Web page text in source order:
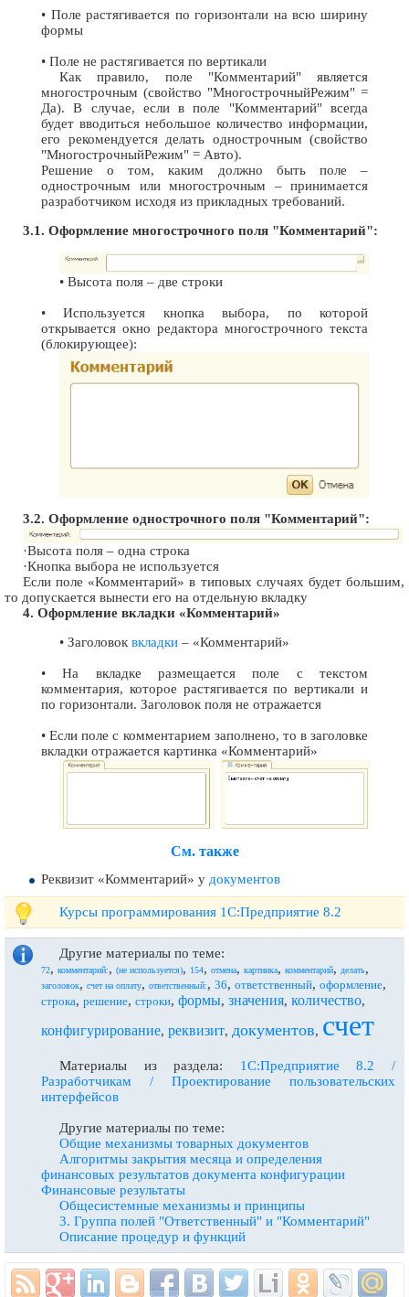
• Поле растягивается по горизонтали на всю ширину
формы
• Поле не растягивается по вертикали
Как правило, поле "Комментарий" является
многострочным (свойство "МногострочныйРежим" =
Да). В случае, если в поле "Комментарий" всегда
будет вводиться небольшое количество информации,
его рекомендуется делать однострочным (свойство
"МногострочныйРежим" = Авто).
Решение о том, каким должно быть поле –
однострочным или многострочным –принимается
разработчиком исходя из прикладных требований.
3.1. Оформление многострочного поля "Комментарий":
• Высота поля – две строки
• Используется кнопка выбора, по которой
открывается окно редактора многострочного текста
(блокирующее):
3.2. Оформление однострочного поля "Комментарий":
·Высота поля – одна строка
·Кнопка выбора не используется
Если поле «Комментарий» в типовых случаях будет большим,
то допускается вынести его на отдельную вкладку
4. Оформление вкладки «Комментарий»
• Заголовок вкладки – «Комментарий»
• На вкладке размещается поле с текстом
комментария, которое растягивается по вертикали и
по горизонтали. Заголовок поля не отражается
• Если поле с комментарием заполнено, то в заголовке
вкладки отражается картинка «Комментарий»
См. также
Реквизит «Комментарий» у документов
Курсы программирования 1С:Предприятие 8.2
Другие материалы по теме:
72, комментарий:, (не используется), 154, отмена, картинка, комментарий, делать,
заголовок, счет на оплату, ответственный:, 36, ответственный, оформление,
строка, решение, строки, формы, значения, количество,
конфигурирование, реквизит, документов, счет
Материалы из раздела: 1С:Предприятие 8.2 /
Разработчикам / Проектирование пользовательских
интерфейсов
Другие материалы по теме:
Общие механизмы товарных документов
Алгоритмы закрытия месяца и определения
финансовых результатов документа конфигурации
Финансовые результаты
Общесистемные механизмы и принципы
3. Группа полей "Ответственный" и "Комментарий"
Описание процедур и функций